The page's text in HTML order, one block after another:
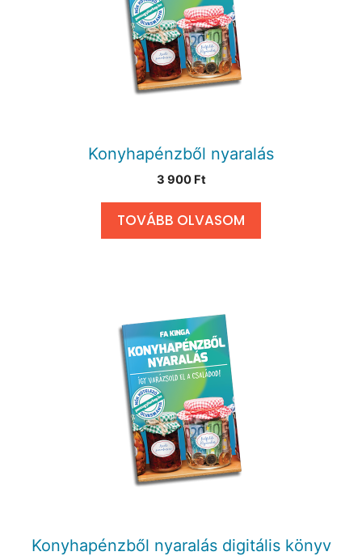
Konyhapénzből nyaralás
3 900 Ft
TOVÁBB OLVASOM
Konyhapénzből nyaralás digitális könyv